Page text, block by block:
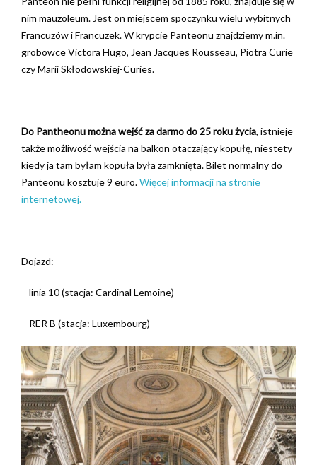
nim mauzoleum. Jest on miejscem spoczynku wielu wybitnych
Francuzów i Francuzek. W krypcie Panteonu znajdziemy m.in.
grobowce Victora Hugo, Jean Jacques Rousseau, Piotra Curie
czy Marii Skłodowskiej-Curies.
Do Pantheonu można wejść za darmo do 25 roku życia, istnieje
także możliwość wejścia na balkon otaczający kopułę, niestety
kiedy ja tam byłam kopuła była zamknięta. Bilet normalny do
Panteonu kosztuje 9 euro.Więcej informacji na stronie
internetowej.
Dojazd:
– linia 10 (stacja: Cardinal Lemoine)
– RER B (stacja: Luxembourg)